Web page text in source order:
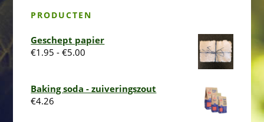
PRODUCTEN
Geschept papier
€1.95 - €5.00
€5.00
Baking soda - zuiveringszout
€4.26